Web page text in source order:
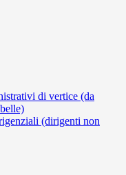
di vertice (da
(dirigenti non